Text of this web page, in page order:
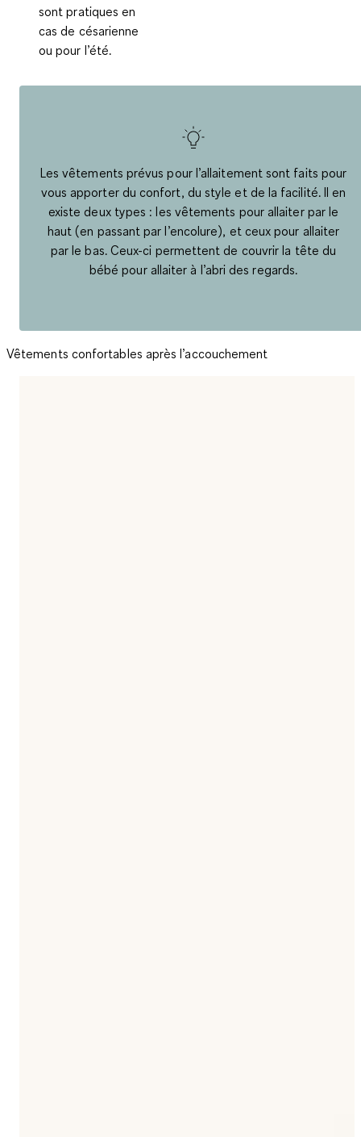
sont pratiques en
cas de césarienne
ou pour l’été.
Les vêtements prévus pour l’allaitement sont faits pour
vous apporter du confort, du style et de la facilité. Il en
existe deux types : les vêtements pour allaiter par le
haut (en passant par l’encolure), et ceux pour allaiter
par le bas. Ceux-ci permettent de couvrir la tête du
bébé pour allaiter à l’abri des regards.
Vêtements confortables après l’accouchement